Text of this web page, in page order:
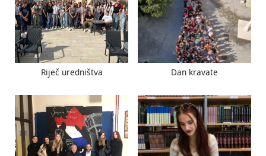
Riječ uredništva Dan kravate